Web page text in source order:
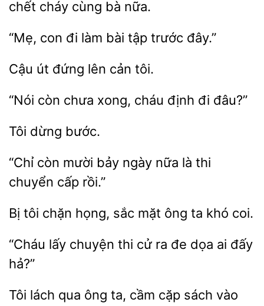
chết cháy cùng nữa.
con đi bài tập đây.”
lên cản tôi.
còn chưa xong, cháu định
“Chỉ
mười bảy ngày nữa là
chuyển cấp
tôi chặn sắc mặt ông ta khó
“Cháu lấy chuyện thi cử đe
đấy
hả?”
Tôi lách qua ông cầm
sách